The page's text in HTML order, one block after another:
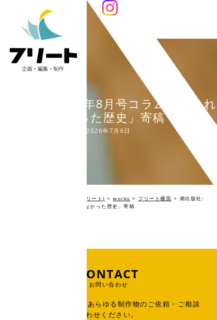
潮出版社:2026年8月号コラム「書かれ
なかった歴史」寄稿
2026年7月6日
編集プロダクション Fleet(フリート) >works > フリート横田 > 潮出版社:
2026年8月号コラム「書かれなかった歴史」寄稿
CONTACT
お問い合わせ
出版物、広告、WEB、あらゆる制作物のご依頼・ご相談
はこちらからお問い合わせください。